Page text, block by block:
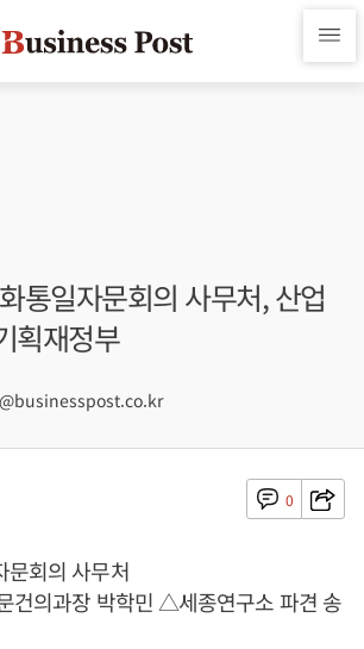
통일자문회의 사무처, 산업
획재정부
0
회의 사무처
건의과장 박학민 △세종연구소 파견 송